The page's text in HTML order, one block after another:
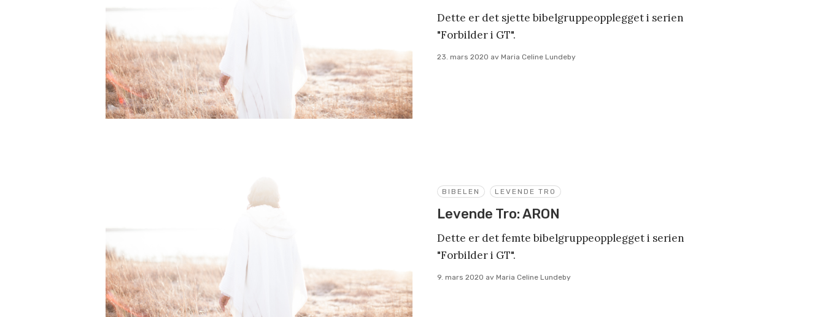
Dette er det sjette bibelgruppeopplegget i serien
"Forbilder i GT".
23. mars 2020 av Maria Celine Lundeby
BIBELEN LEVENDE TRO
Levende Tro: ARON
Dette er det femte bibelgruppeopplegget i serien
"Forbilder i GT".
9. mars 2020 av Maria Celine Lundeby